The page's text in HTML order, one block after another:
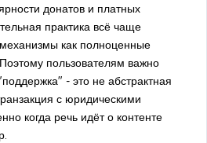
донатов и платных
практика всё чаще
как полноценные
пользователям важно
- это не абстрактная
с юридическими
когда речь идёт о контенте